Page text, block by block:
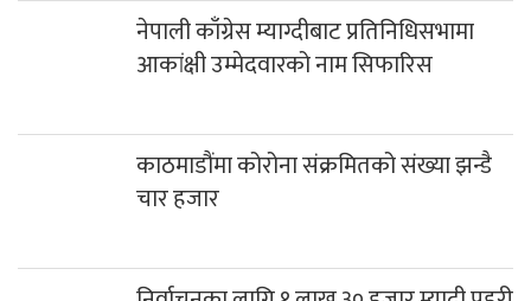
नेपाली काँग्रेस म्याग्दीबाट प्रतिनिधिसभामा
आकांक्षी उम्मेदवारको नाम सिफारिस
काठमाडौंमा कोरोना संक्रमितको संख्या झन्डै
चार हजार